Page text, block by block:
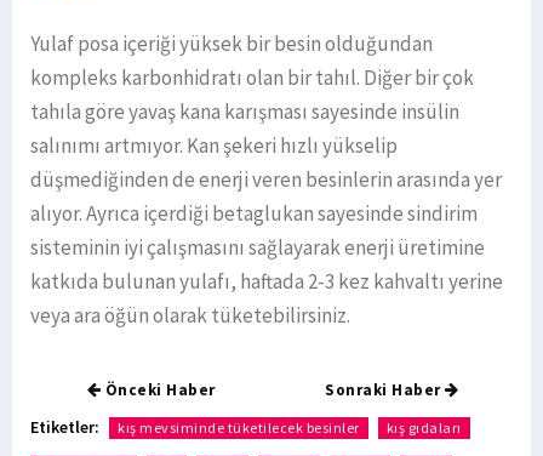
Yulaf posa içeriği yüksek bir besin olduğundan
kompleks karbonhidratı olan bir tahıl. Diğer bir çok
tahıla göre yavaş kana karışması sayesinde insülin
salınımı artmıyor. Kan şekeri hızlı yükselip
düşmediğinden de enerji veren besinlerin arasında yer
alıyor. Ayrıca içerdiği betaglukan sayesinde sindirim
sisteminin iyi çalışmasını sağlayarak enerji üretimine
katkıda bulunan yulafı, haftada 2-3 kez kahvaltı yerine
veya ara öğün olarak tüketebilirsiniz.
Önceki Haber Sonraki Haber
Etiketler: kış mevsiminde tüketilecek besinler kış gıdaları